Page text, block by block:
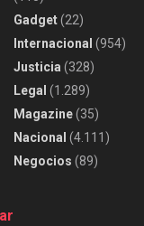
Gadget(22)
Internacional (954)
Justicia (328)
Legal (1.289)
Magazine(35)
Nacional (4.111)
Negocios (89)